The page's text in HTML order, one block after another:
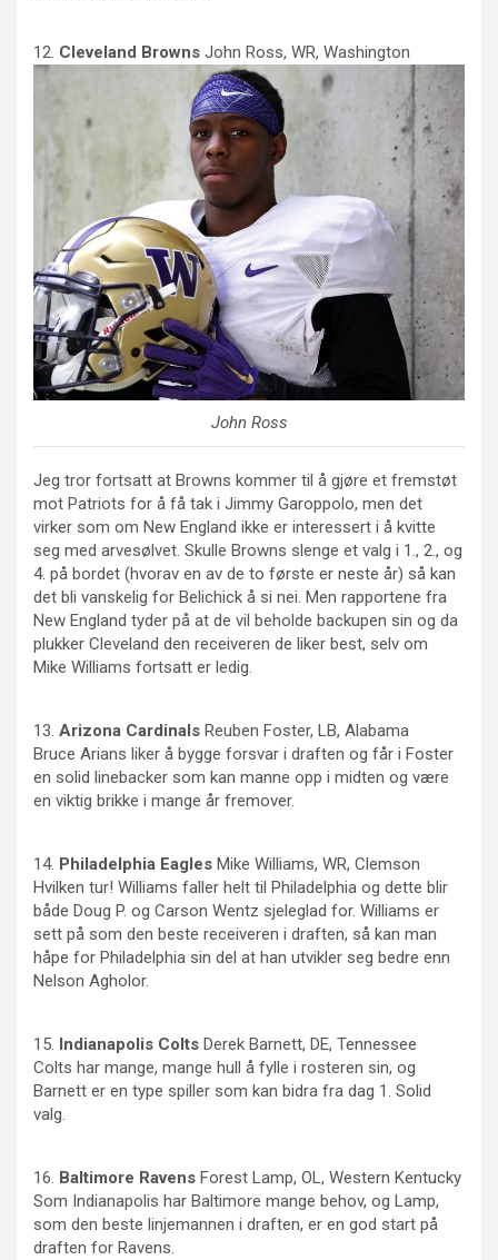
12. Cleveland Browns John Ross, WR, Washington
John Ross
Jeg tror fortsatt at Browns kommer til å gjøre et fremstøt
mot Patriots for å få tak i Jimmy Garoppolo, men det
virker som om New England ikke er interessert i å kvitte
seg med arvesølvet. Skulle Browns slenge et valg i 1., 2., og
4. på bordet (hvorav en av de to første er neste år) så kan
det bli vanskelig for Belichick å si nei. Men rapportene fra
New England tyder på at de vil beholde backupen sin og da
plukker Cleveland den receiveren de liker best, selv om
Mike Williams fortsatt er ledig.
13. Arizona Cardinals Reuben Foster, LB, Alabama
Bruce Arians liker å bygge forsvar i draften og får i Foster
en solid linebacker som kan manne opp i midten og være
en viktig brikke i mange år fremover.
14. Philadelphia Eagles Mike Williams, WR, Clemson
Hvilken tur! Williams faller helt til Philadelphia og dette blir
både Doug P. og Carson Wentz sjeleglad for. Williams er
sett på som den beste receiveren i draften, så kan man
håpe for Philadelphia sin del at han utvikler seg bedre enn
Nelson Agholor.
15. Indianapolis Colts Derek Barnett, DE, Tennessee
Colts har mange, mange hull å fylle i rosteren sin, og
Barnett er en type spiller som kan bidra fra dag 1. Solid
valg.
16. Baltimore Ravens Forest Lamp, OL, Western Kentucky
Som Indianapolis har Baltimore mange behov, og Lamp,
som den beste linjemannen i draften, er en god start på
draften for Ravens.